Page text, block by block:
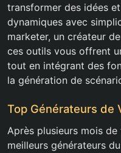
transformer des idées
dynamiques avec
marketer, un créateur
ces outils vous offrent
tout en intégrant des
la génération de
Top Générateurs de
Après plusieurs mois
meilleurs générateurs